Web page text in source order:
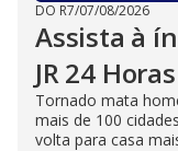
DO R7/07/08/2026
Assista à
JR 24
Tornado mata
mais de 100
volta para casa